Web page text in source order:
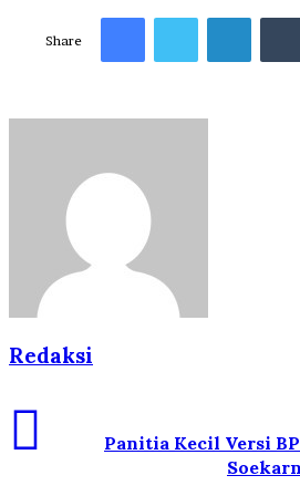
Share
FacebookTwitter
Redaksi
Panitia Kecil Versi